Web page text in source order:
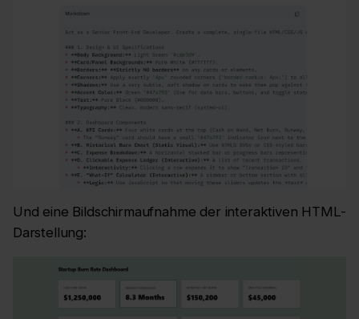
Und eine Bildschirmaufnahme der interaktiven HTML-
Darstellung: